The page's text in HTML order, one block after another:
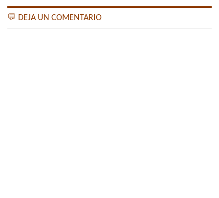
💬 DEJA UN COMENTARIO